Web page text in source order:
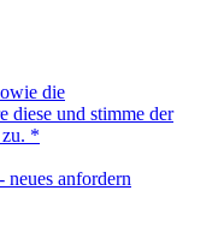
die
diese und stimme der
zu. *
neues anfordern